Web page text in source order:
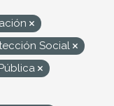
Social